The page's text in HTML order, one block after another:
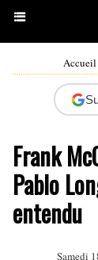
Accueil
Frank
Pablo
entendu
Samedi